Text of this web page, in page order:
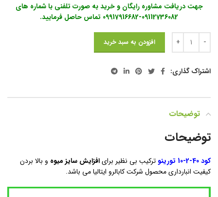
جهت دریافت مشاوره رایگان و خرید به صورت تلفنی با شماره های
09112736082-09917916682 تماس حاصل فرمایید.
افزودن به سبد خرید
اشتراک گذاری:
توضیحات
توضیحات
کود 40-2-10 تورینو ترکیب بی نظیر برایافزایش سایز میوه و بالا بردن
کیفیت انبارداری محصول شرکت کابالرو ایتالیا می باشد.